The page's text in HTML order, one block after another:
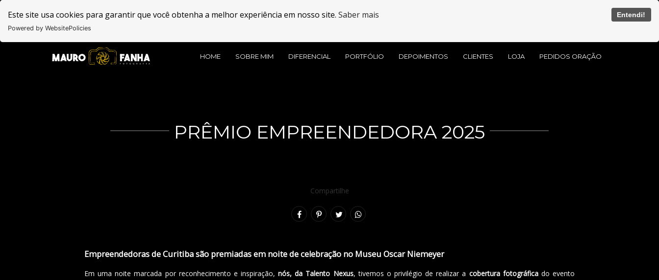
Este site usa cookies para garantir que você obtenha a melhor experiência em nosso site. Saber mais Entendi!
Powered by WebsitePolicies
HOME SOBRE MIM DIFERENCIAL PORTFÓLIO DEPOIMENTOS CLIENTES LOJA PEDIDOS ORAÇÃO
PRÊMIO EMPREENDEDORA 2025
Compartilhe
Empreendedoras de Curitiba são premiadas em noite de celebração no Museu Oscar Niemeyer
Em uma noite marcada por reconhecimento e inspiração,nós, da Talento Nexus, tivemos o privilégio de realizar a cobertura fotográficado evento